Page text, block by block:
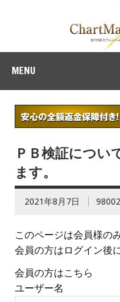
MENU
ＰＢ検証につい
ます。
2021年8月7日
このページは会員様の
会員の方はログイン後
会員の方はこちら
ユーザー名